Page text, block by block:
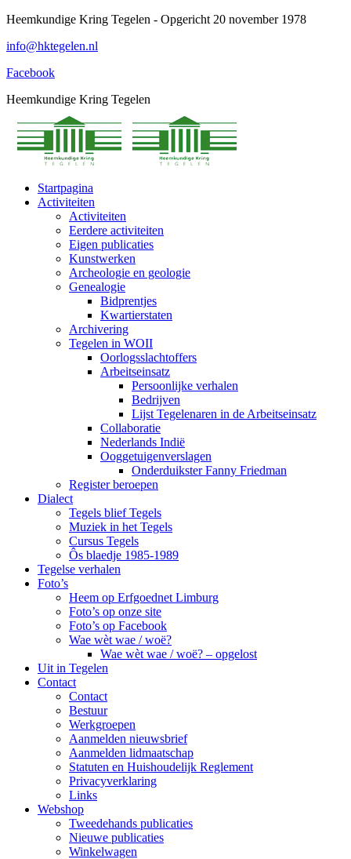
Spring
content
Heemkundige Kring Tegelen - Opgericht 20 november 1978
info@hktegelen.nl
Facebook
Heemkundige Kring Tegelen
Startpagina
Activiteiten
Activiteiten
Eerdere activiteiten
Eigen publicaties
Kunstwerken
Archeologie en geologie
Genealogie
Bidprentjes
Kwartierstaten
Archivering
Tegelen in WOII
Oorlogsslachtoffers
Arbeitseinsatz
Persoonlijke verhalen
Bedrijven
Lijst Tegelenaren in de Arbeitseinsatz
Collaboratie
Nederlands Indië
Ooggetuigenverslagen
Onderduikster Fanny Friedman
Register beroepen
Dialect
Tegels blief Tegels
Muziek in het Tegels
Cursus Tegels
Ôs blaedje 1985-1989
Tegelse verhalen
Foto’s
Heem op Erfgoednet Limburg
Foto’s op onze site
Foto’s op Facebook
Wae wèt wae / woë?
Wae wèt wae / woë? – opgelost
Uit in Tegelen
Contact
Contact
Bestuur
Werkgroepen
Aanmelden nieuwsbrief
Aanmelden lidmaatschap
Statuten en Huishoudelijk Reglement
Privacyverklaring
Links
Webshop
Tweedehands publicaties
Nieuwe publicaties
Winkelwagen